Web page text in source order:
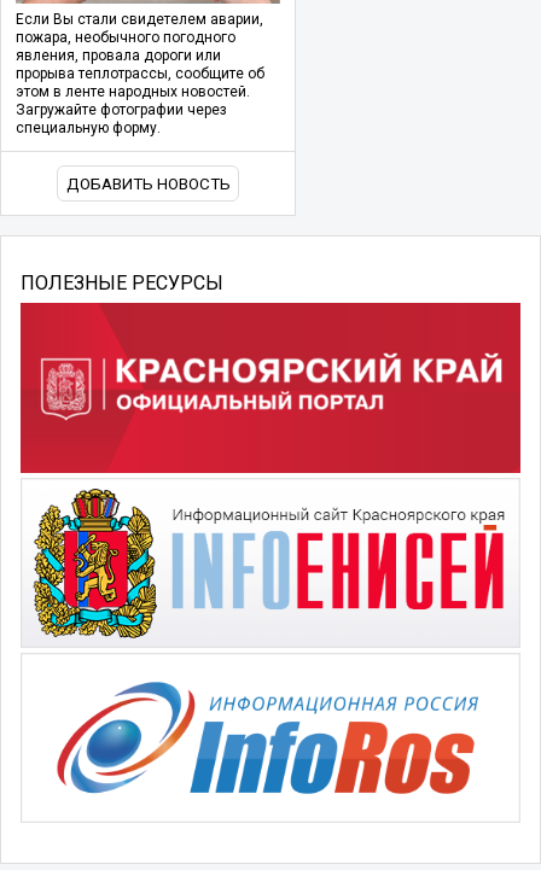
Если Вы стали свидетелем аварии,
пожара, необычного погодного
явления, провала дороги или
прорыва теплотрассы, сообщите об
этом в ленте народных новостей.
Загружайте фотографии через
специальную форму.
ДОБАВИТЬ НОВОСТЬ
ПОЛЕЗНЫЕ РЕСУРСЫ